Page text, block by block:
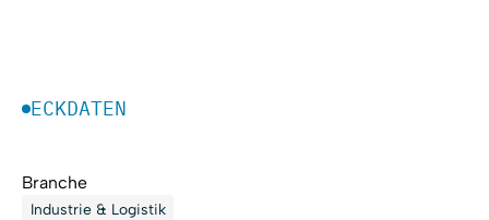
ECKDATEN
Branche
Industrie & Logistik